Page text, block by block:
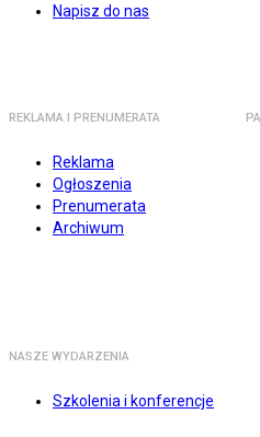
Napisz do nas
REKLAMA I PRENUMERATA
Reklama
Ogłoszenia
Prenumerata
Archiwum
NASZE WYDARZENIA
Szkolenia i konferencje